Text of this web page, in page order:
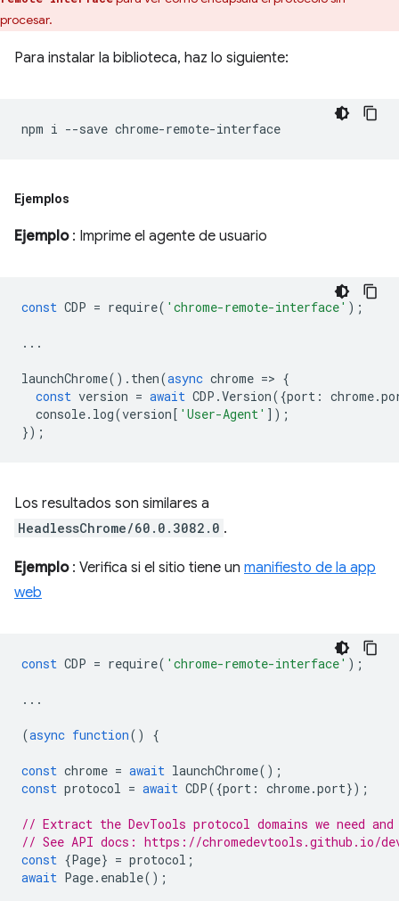
procesar.
Para instalar la biblioteca, haz lo siguiente:
npm i --save
Ejemplos
Ejemplo: Imprime el agente de usuario
const CDP = require( 'chrome-remote-interface' );
...
launchChrome(). then(async chrome => {
const version = await CDP .Version({port : chrome.
console. log(version[ 'User-Agent' ]);
});
Los resultados son similares a
HeadlessChrome/60.0.3082.0 .
Ejemplo: Verifica si el sitio tiene un manifiesto de la app
web
const CDP = require( 'chrome-remote-interface' );
...
(async function() {
const chrome = await launchChrome();
const protocol = await CDP({port : chrome.port});
// Extract the DevTools protocol domains we need and
// See API docs: https://chromedevtools.github.io/
const {Page} = protocol ;
await Page. enable();